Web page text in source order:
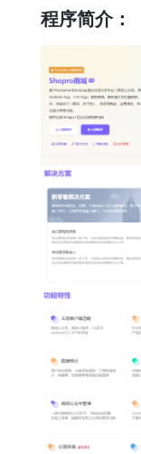
程序简介：